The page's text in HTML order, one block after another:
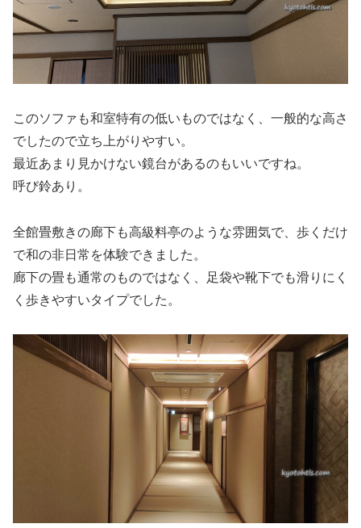
このソファも和室特有の低いものではなく、一般的な高さ
でしたので立ち上がりやすい。
最近あまり見かけない鏡台があるのもいいですね。
呼び鈴あり。
全館畳敷きの廊下も高級料亭のような雰囲気で、歩くだけ
で和の非日常を体験できました。
廊下の畳も通常のものではなく、足袋や靴下でも滑りにく
く歩きやすいタイプでした。